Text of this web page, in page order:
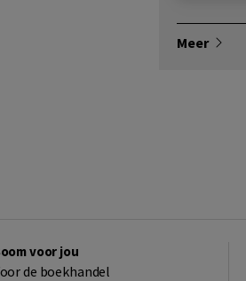
Meer
voor jou
de boekhandel